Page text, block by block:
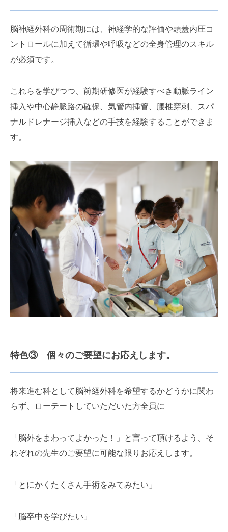
脳神経外科の周術期には、神経学的な評価や頭蓋内圧コ
ントロールに加えて循環や呼吸などの全身管理のスキル
が必須です。
これらを学びつつ、前期研修医が経験すべき動脈ライン
挿入や中心静脈路の確保、気管内挿管、腰椎穿刺、スパ
ナルドレナージ挿入などの手技を経験することができま
す。
特色③ 個々のご要望にお応えします。
将来進む科として脳神経外科を希望するかどうかに関わ
らず、ローテートしていただいた方全員に
「脳外をまわってよかった！」と言って頂けるよう、そ
れぞれの先生のご要望に可能な限りお応えします。
「とにかくたくさん手術をみてみたい」
「脳卒中を学びたい」